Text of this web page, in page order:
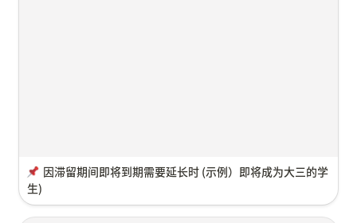
因滞留期间即将到期需要延长时 (示例）即将成为大三的学
生)